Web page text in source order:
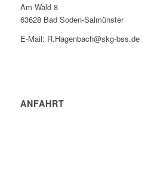
Am Wald 8
63628 Bad Soden-Salmünster
E-Mail: R.Hagenbach@skg-bss.de
ANFAHRT